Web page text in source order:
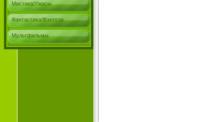
Мистика/Ужасы
Фантастика/Фэнтези
Мультфильмы